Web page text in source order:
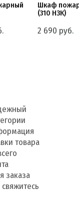
Шкаф
(310 НЗК)
2 690 руб.
товара
заказа